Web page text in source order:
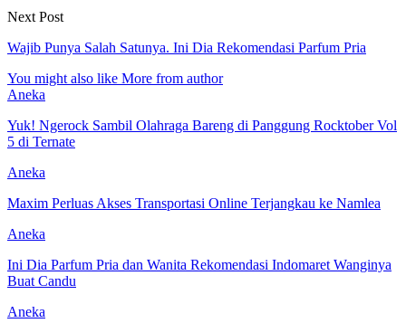
Next Post
Wajib Punya Salah Satunya. Ini Dia Rekomendasi Parfum Pria
You might also like More from author
Aneka
Yuk! Ngerock Sambil Olahraga Bareng di Panggung Rocktober Vol
5 di Ternate
Aneka
Maxim Perluas Akses Transportasi Online Terjangkau ke Namlea
Aneka
Ini Dia Parfum Pria dan Wanita Rekomendasi Indomaret Wanginya
Buat Candu
Aneka